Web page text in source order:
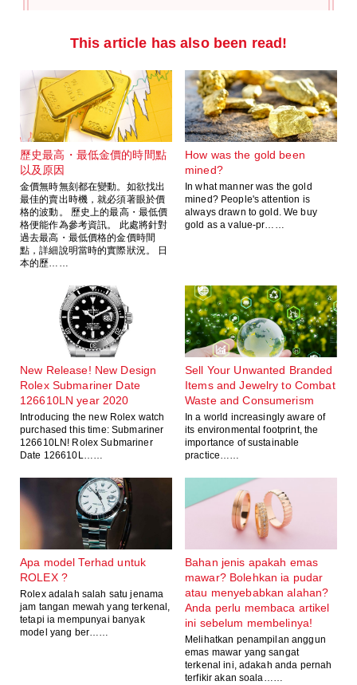
This article has also been read!
歷史最高・最低金價的時間點
以及原因
金價無時無刻都在變動。如欲找出
最佳的賣出時機，就必須著眼於價
格的波動。 歷史上的最高・最低價
格便能作為參考資訊。 此處將針對
過去最高・最低價格的金價時間
點，詳細說明當時的實際狀況。 日
本的歷……
How was the gold been
mined?
In what manner was the gold
mined? People's attention is
always drawn to gold. We buy
gold as a value-pr……
New Release! New Design
Rolex Submariner Date
126610LN year 2020
Introducing the new Rolex watch
purchased this time: Submariner
126610LN! Rolex Submariner
Date 126610L……
Sell Your Unwanted Branded
Items and Jewelry to Combat
Waste and Consumerism
In a world increasingly aware of
its environmental footprint, the
importance of sustainable
practice……
Apa model Terhad untuk
ROLEX ?
Rolex adalah salah satu jenama
jam tangan mewah yang terkenal,
tetapi ia mempunyai banyak
model yang ber……
Bahan jenis apakah emas
mawar? Bolehkan ia pudar
atau menyebabkan alahan?
Anda perlu membaca artikel
ini sebelum membelinya!
Melihatkan penampilan anggun
emas mawar yang sangat
terkenal ini, adakah anda pernah
terfikir akan soala……